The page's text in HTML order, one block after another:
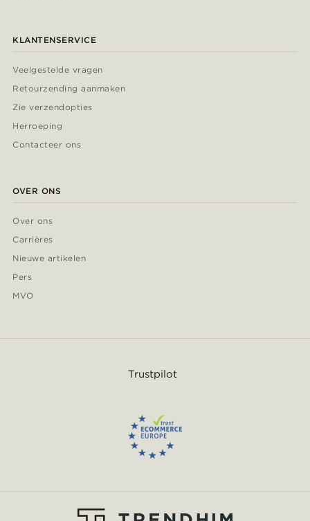
KLANTENSERVICE
Veelgestelde vragen
Retourzending aanmaken
Zie verzendopties
Herroeping
Contacteer ons
OVER ONS
Over ons
Carrières
Nieuwe artikelen
Pers
MVO
Trustpilot